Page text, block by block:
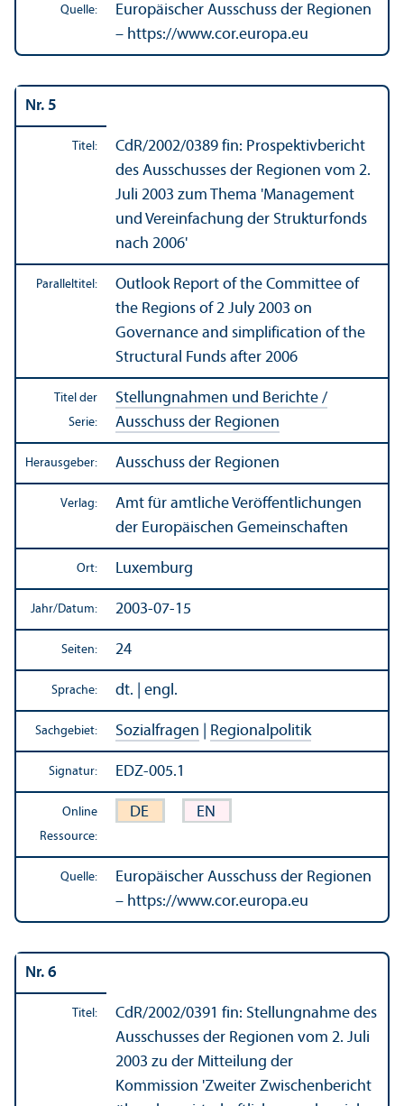
Quelle:
Europäischer Ausschuss der Regionen
– https://www.cor.europa.eu
Nr. 5
Titel: CdR/2002/0389 fin: Prospektivbericht
des Ausschusses der Regionen vom 2.
Juli 2003 zum Thema 'Management
und Vereinfach­ung der Strukturfonds
nach 2006'
Paralleltitel:
Outlook Report of the Committee of
the Regions of 2 July 2003 on
Governance and simplification of the
Structural Funds after 2006
Titel der
Serie:
Stellungnahmen und Berichte /
Ausschuss der Regionen
Herausgeber: Ausschuss der Regionen
Verlag:
Amt für amtliche Veröffentlichungen
der Europäischen Gemeinschaften
Ort: Luxemburg
Jahr/Datum: 2003-07-15
Seiten: 24
Sprache: dt. | engl.
Sachgebiet: Sozialfragen Regionalpolitik
Signatur: EDZ-005.1
Online
Ressource:
DE EN
Quelle:
Europäischer Ausschuss der Regionen
– https://www.cor.europa.eu
Nr. 6
Titel: CdR/2002/0391 fin: Stellungnahme des
Ausschusses der Regionen vom 2. Juli
2003 zu der Mitteilung der
Kommission 'Zweiter Zwischenbericht